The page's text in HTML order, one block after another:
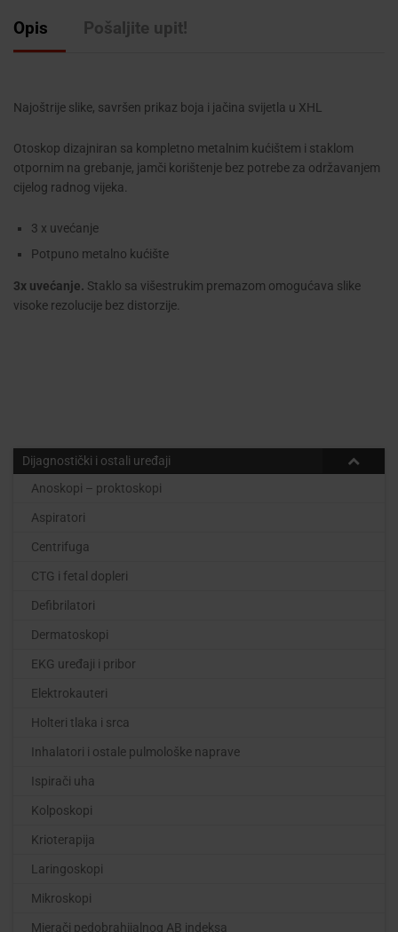
Opis Pošaljite upit!
Najoštrije slike, savršen prikaz boja i jačina svijetla u XHL
Otoskop dizajniran sa kompletno metalnim kućištem i staklom
otpornim na grebanje, jamči korištenje bez potrebe za održavanjem
cijelog radnog vijeka.
3 x uvećanje
Potpuno metalno kućište
3x uvećanje. Staklo sa višestrukim premazom omogućava slike
visoke rezolucije bez distorzije.
Dijagnostički i ostali uređaji
Anoskopi – proktoskopi
Aspiratori
Centrifuga
CTG i fetal dopleri
Defibrilatori
Dermatoskopi
EKG uređaji i pribor
Elektrokauteri
Holteri tlaka i srca
Inhalatori i ostale pulmološke naprave
Ispirači uha
Kolposkopi
Krioterapija
Laringoskopi
Mikroskopi
Mjerači pedobrahijalnog AB indeksa